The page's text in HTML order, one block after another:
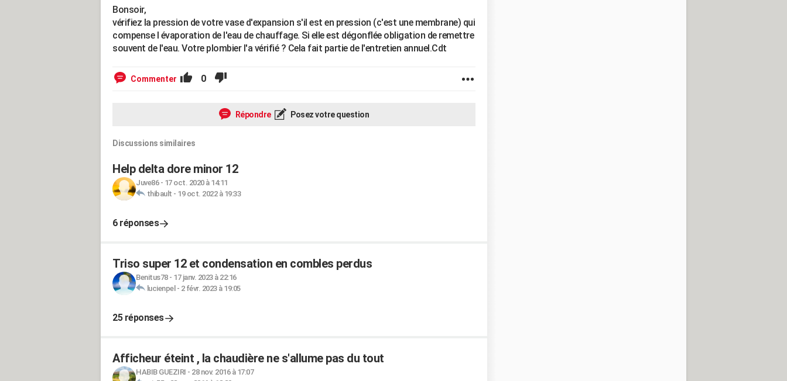
Bonsoir,
vérifiez la pression de votre vase d'expansion s'il est en pression (c'est une membrane) qui
compense l évaporation de l'eau de chauffage. Si elle est dégonflée obligation de remettre
souvent de l'eau. Votre plombier l'a vérifié ? Cela fait partie de l'entretien annuel.Cdt
Commenter 0
Répondre Posez votre question
Discussions similaires
Help delta dore minor 12
Juve86- 17 oct. 2020 à 14:11
thibault - 19 oct. 2022 à 19:33
6 réponses
Triso super 12 et condensation en combles perdus
Benitus78- 17 janv. 2023 à 22:16
lucienpel - 2 févr. 2023 à 19:05
25 réponses
Afficheur éteint , la chaudière ne s'allume pas du tout
HABIB GUEZIRI - 28 nov. 2016 à 17:07